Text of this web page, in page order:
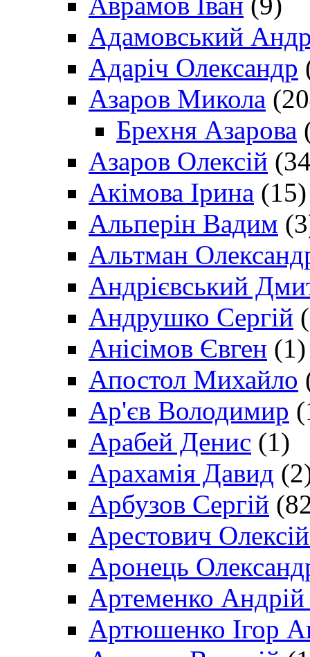
Адамовський
Адаріч Олександр
Азаров Микола
Брехня Азарова
Азаров Олексій
Акімова Ірина (15)
Альперін Вадим
Альтман
Андрієвський
Андрушко Сергій
Анісімов Євген (1)
Апостол Михайло
Ар'єв Володимир
Арабей Денис (1)
Арахамія Давид
Арбузов Сергій
Арестович
Аронець
Артеменко Андрій
Артюшенко Ігор